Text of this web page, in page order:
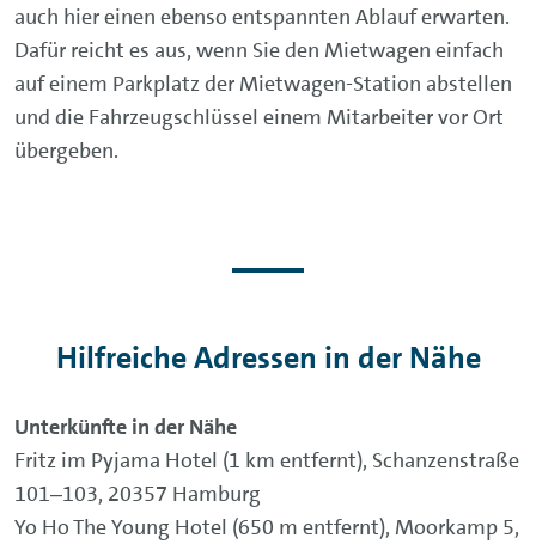
auch hier einen ebenso entspannten Ablauf erwarten.
Dafür reicht es aus, wenn Sie den Mietwagen einfach
auf einem Parkplatz der Mietwagen-Station abstellen
und die Fahrzeugschlüssel einem Mitarbeiter vor Ort
übergeben.
Hilfreiche Adressen in der Nähe
Unterkünfte in der Nähe
Fritz im Pyjama Hotel (1 km entfernt), Schanzenstraße
101‒103, 20357 Hamburg
Yo Ho The Young Hotel (650 m entfernt), Moorkamp 5,